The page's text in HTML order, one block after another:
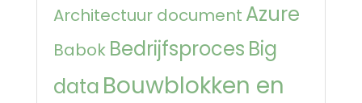
Architectuur document Azure
Babok Bedrijfsproces Big
data Bouwblokken en